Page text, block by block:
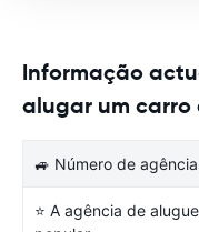
Informação
alugar um carro
🚙 Número de
⭐ A agência de